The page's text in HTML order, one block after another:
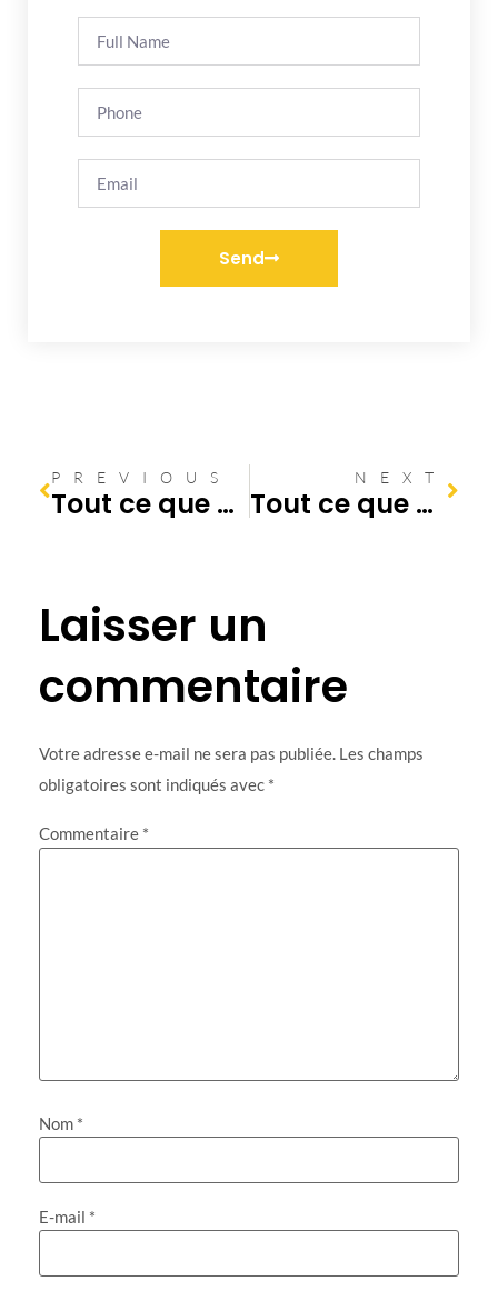
Send
PREVIOUS
Tout ce que vous devez savoir sur le débouchage urgent de votre système de plomberie à la maison
NEXT
Tout ce que vous Devez Savoir sur le Débouchage de Canalisation de Cuisine.
Laisser un
commentaire
Votre adresse e-mail ne sera pas publiée. Les champs
obligatoires sont indiqués avec *
Commentaire *
Nom *
E-mail *